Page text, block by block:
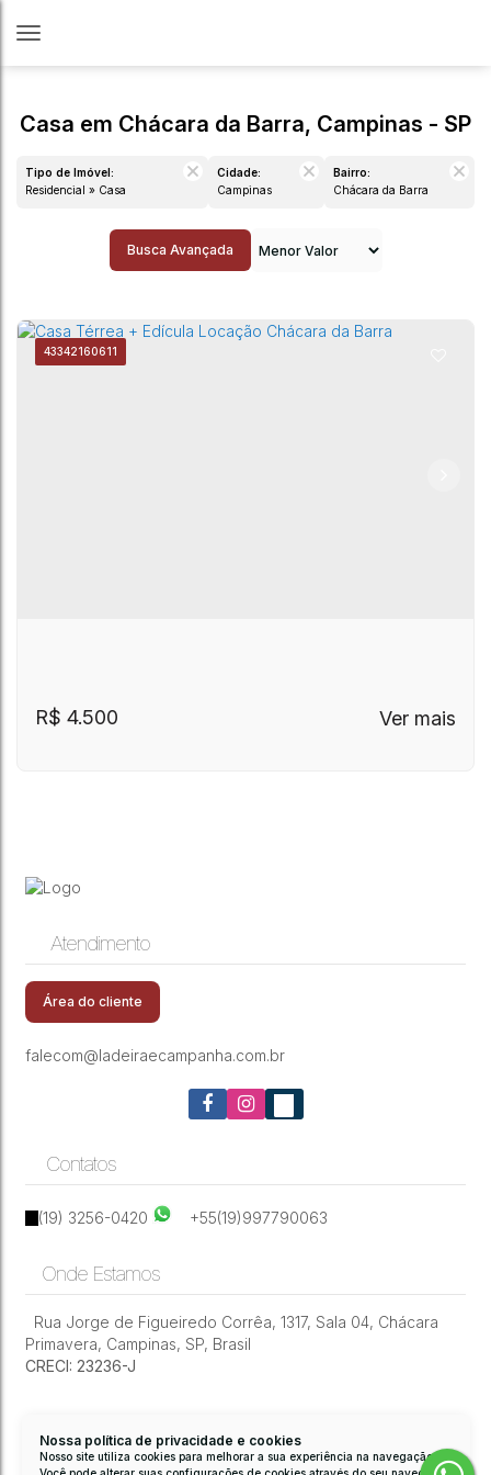
Nossa política de privacidade e cookies
Nosso site utiliza cookies para melhorar a sua experiência na navegação.
Casa em Chácara da Barra, Campinas - SP
Tipo de Imóvel:
Residencial » Casa
Cidade:
Campinas
Bairro:
Chácara da Barra
Busca Avançada
43342160611
Casa Térrea + Edícula Locação Chácara da
Barra
R$ 4.500
Chácara da Barra ,Campinas,São Paulo,Brasil
Atendimento
Área do cliente
falecom@ladeiraecampanha.com.br
Contatos
(19) 3256-0420 +55(19)997790063
Onde Estamos
Rua Jorge de Figueiredo Corrêa, 1317, Sala 04, Chácara
Primavera, Campinas, SP, Brasil
CRECI: 23236-J